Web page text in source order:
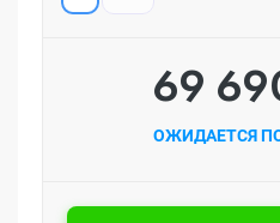
69
ОЖИДАЕТСЯ